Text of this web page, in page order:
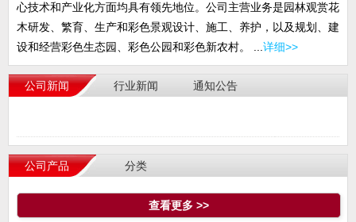
心技术和产业化方面均具有领先地位。公司主营业务是园林观赏花
木研发、繁育、生产和彩色景观设计、施工、养护，以及规划、建
设和经营彩色生态园、彩色公园和彩色新农村。 ...详细>>
公司新闻 行业新闻 通知公告
公司产品 分类
查看更多 >>